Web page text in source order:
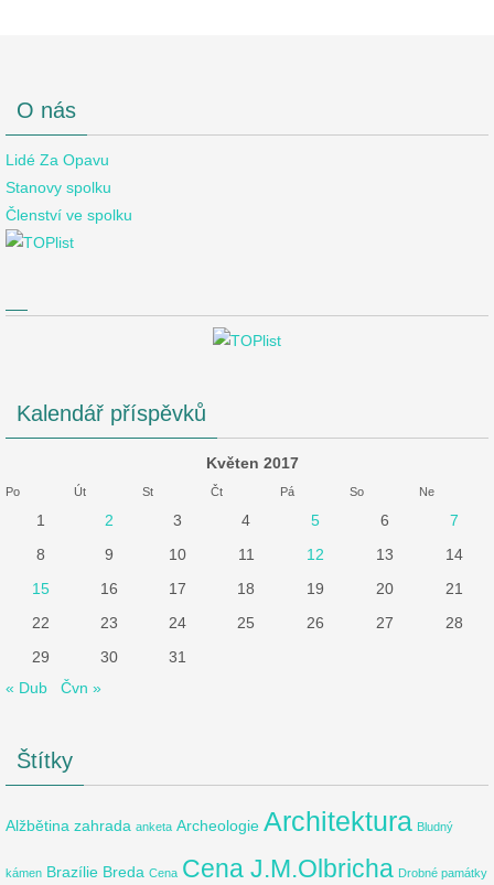
O nás
Lidé Za Opavu
Stanovy spolku
Členství ve spolku
Kalendář příspěvků
Květen 2017
Po Út St Čt Pá So Ne
1 2 3 4 5 6
7
8
9 10 11 12 13
14
15
16 17 18 19 20
21
22
23 24 25 26 27
28
29
30
31
« Dub
Čvn »
Štítky
Alžbětina zahrada anketa Archeologie Architektura Bludný
kámen Brazílie Breda Cena Cena J.M.Olbricha Drobné památky